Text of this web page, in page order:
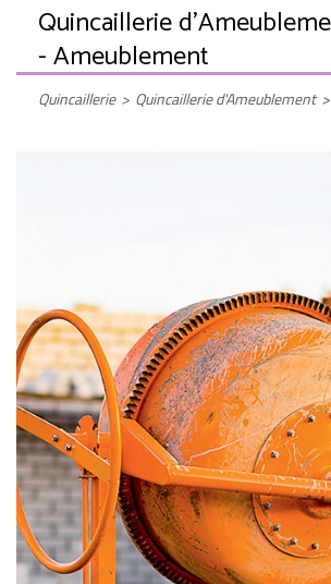
Quincaillerie
- Ameublement
Quincaillerie > Quincaillerie d'Ameublement >